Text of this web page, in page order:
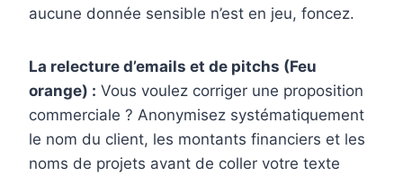
aucune donnée sensible n’est en jeu, foncez.
La relecture d’emails et de pitchs (Feu
orange) : Vous voulez corriger une proposition
commerciale ? Anonymisez systématiquement
le nom du client, les montants financiers et les
noms de projets avant de coller votre texte